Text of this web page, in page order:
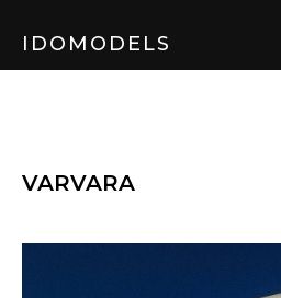
IDOMODELS
VARVARA